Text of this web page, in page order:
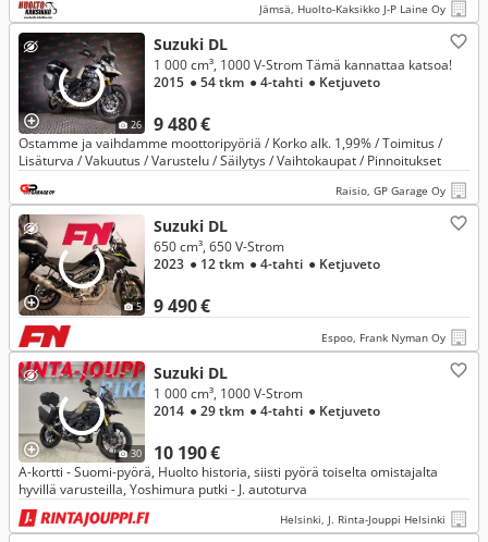
Jämsä, Huolto-Kaksikko J-P Laine Oy
26
Suzuki DL
9 480 €
1 000 cm³, 1000 V-Strom Tämä kannattaa katsoa!
2015 ● 54 tkm ● 4-tahti ● Ketjuveto
Ostamme ja vaihdamme moottoripyöriä / Korko alk. 1,99% / Toimitus /
Lisäturva / Vakuutus / Varustelu / Säilytys / Vaihtokaupat / Pinnoitukset
Raisio, GP Garage Oy
5
Suzuki DL
9 490 €
650 cm³, 650 V-Strom
2023 ● 12 tkm ● 4-tahti ● Ketjuveto
Espoo, Frank Nyman Oy
30
Suzuki DL
10 190 €
1 000 cm³, 1000 V-Strom
2014 ● 29 tkm ● 4-tahti ● Ketjuveto
A-kortti - Suomi-pyörä, Huolto historia, siisti pyörä toiselta omistajalta
hyvillä varusteilla, Yoshimura putki - J. autoturva
Helsinki, J. Rinta-Jouppi Helsinki